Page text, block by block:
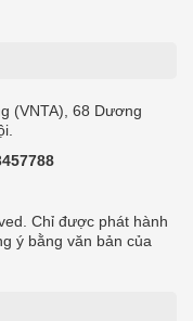
(VNTA), 68 Dương
Chỉ được phát hành
ý bằng văn bản của